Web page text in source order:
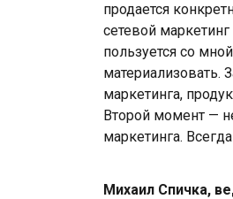
продается
сетевой
пользуется со
материализовать.
маркетинга,
Второй момент —
маркетинга.
Михаил Спичка,